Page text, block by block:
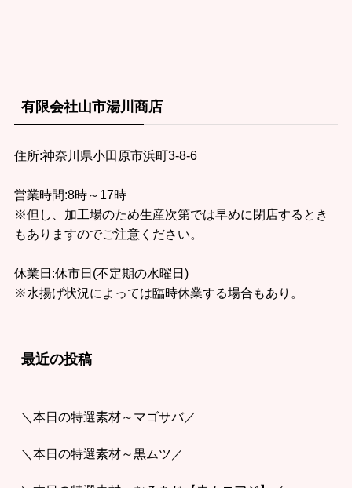
有限会社山市湯川商店
住所:神奈川県小田原市浜町3-8-6
営業時間:8時～17時
※但し、加工場のため生産次第では早めに閉店するとき
もありますのでご注意ください。
休業日:休市日(不定期の水曜日)
※水揚げ状況によっては臨時休業する場合もあり。
最近の投稿
＼本日の特選素材～マゴサバ／
＼本日の特選素材～黒ムツ／